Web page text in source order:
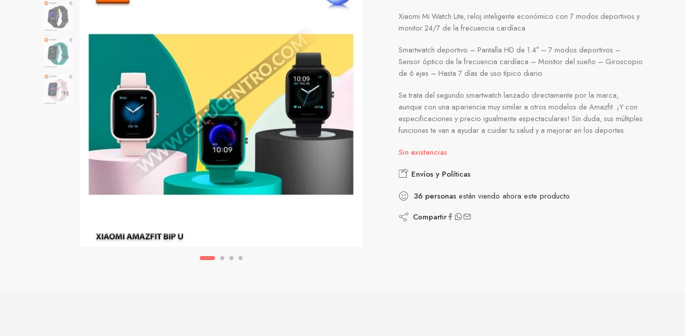
Xiaomi Mi Watch Lite, reloj inteligente económico con 7 modos deportivos y
monitor 24/7 de la frecuencia cardíaca
Smartwatch deportivo – Pantalla HD de 1.4″ – 7 modos deportivos –
Sensor óptico de la frecuencia cardíaca – Monitor del sueño – Giroscopio
de 6 ejes – Hasta 7 días de uso típico diario
Se trata del segundo smartwatch lanzado directamente por la marca,
aunque con una apariencia muy similar a otros modelos de Amazfit. ¡Y con
especificaciones y precio igualmente espectaculares! Sin duda, sus múltiples
funciones te van a ayudar a cuidar tu salud y a mejorar en los deportes.
Sin existencias
Envíos y Políticas
36 personas están viendo ahora este producto
Compartir